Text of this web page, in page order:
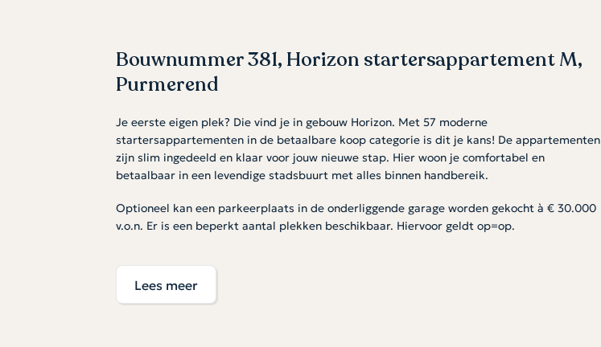
Bouwnummer 381, Horizon startersappartement M,
Purmerend
Je eerste eigen plek? Die vind je in gebouw Horizon. Met 57 moderne
startersappartementen in de betaalbare koop categorie is dit je kans! De appartementen
zijn slim ingedeeld en klaar voor jouw nieuwe stap. Hier woon je comfortabel en
betaalbaar in een levendige stadsbuurt met alles binnen handbereik.
Optioneel kan een parkeerplaats in de onderliggende garage worden gekocht à € 30.000
v.o.n. Er is een beperkt aantal plekken beschikbaar. Hiervoor geldt op=op.
De woonkamer met open keuken is de perfecte plek om te ontspannen, te koken voor
Lees meer